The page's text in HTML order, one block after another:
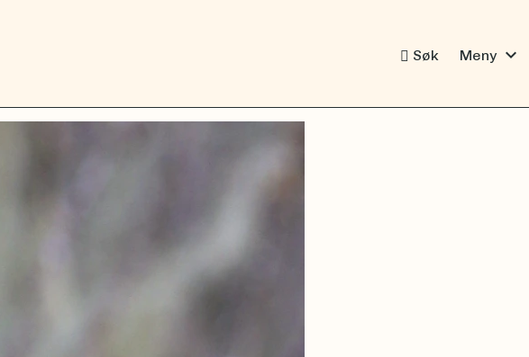
Søk Meny expand_more